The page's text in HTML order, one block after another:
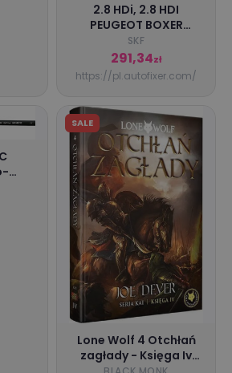
2.8 HDi, 2.8 HDI
PEUGEOT BOXER
Zestaw paska
rozrządu SKF
SKF
291,34zł
https://pl.autofixer.com/
SALE
Lone Wolf 4 Otchłań
zagłady - Księga Iv